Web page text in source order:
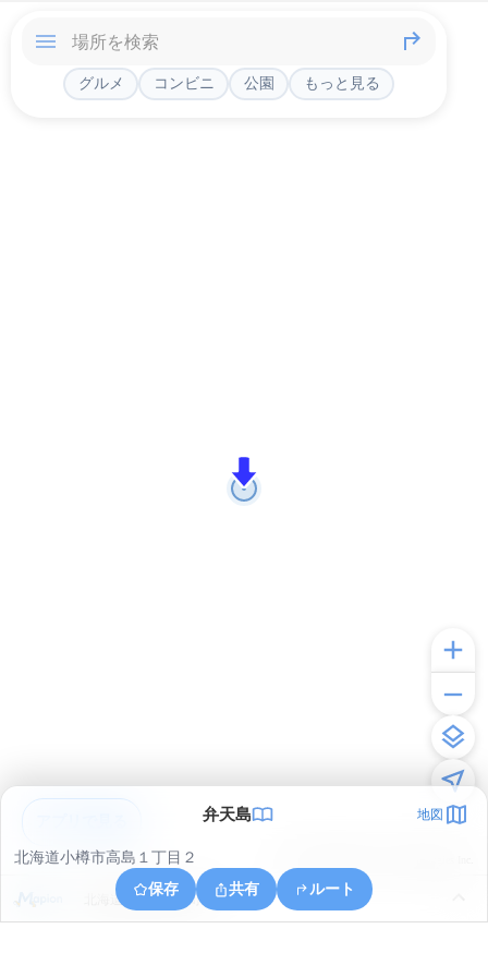
グルメ コンビニ 公園 もっと見る
弁天島 地図
北海道小樽市高島１丁目２
保存
共有 ルート
北海道小樽市住吉町５